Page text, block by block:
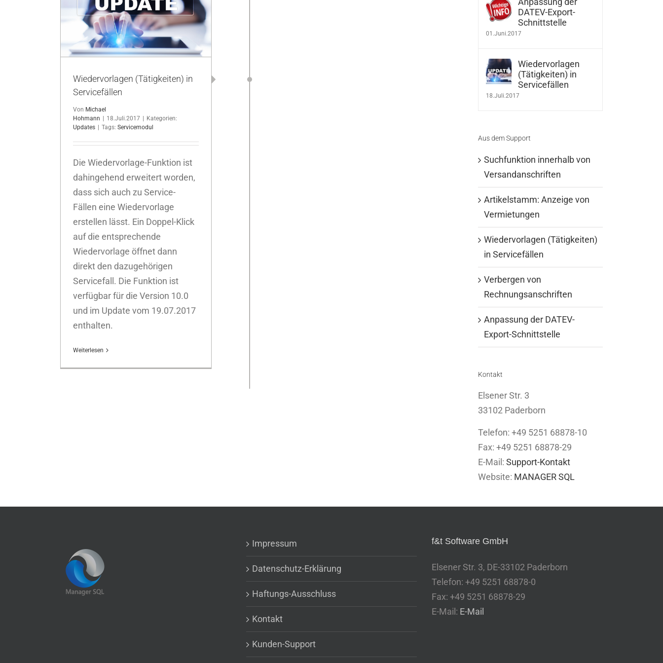
Wiedervorlagen (Tätigkeiten) in
Servicefällen
Von Michael
Hohmann | 18.Juli.2017 | Kategorien:
Updates | Tags: Servicemodul
Die Wiedervorlage-Funktion ist
dahingehend erweitert worden,
dass sich auch zu Service-
Fällen eine Wiedervorlage
erstellen lässt. Ein Doppel-Klick
auf die entsprechende
Wiedervorlage öffnet dann
direkt den dazugehörigen
Servicefall. Die Funktion ist
verfügbar für die Version 10.0
und im Update vom 19.07.2017
enthalten.
Weiterlesen
DATEV-Export-
Schnittstelle
01.Juni.2017
Wiedervorlagen
(Tätigkeiten) in
Servicefällen
18.Juli.2017
Aus dem Support
Suchfunktion innerhalb von
Versandanschriften
Artikelstamm: Anzeige von
Vermietungen
Wiedervorlagen (Tätigkeiten)
in Servicefällen
Verbergen von
Rechnungsanschriften
Anpassung der DATEV-
Export-Schnittstelle
Kontakt
Elsener Str. 3
33102 Paderborn
Telefon: +49 5251 68878-10
Fax: +49 5251 68878-29
E-Mail: Support-Kontakt
Website: MANAGER SQL
Impressum
Datenschutz-Erklärung
Haftungs-Ausschluss
Kontakt
Kunden-Support
f&t Software GmbH
Elsener Str. 3, DE-33102 Paderborn
Telefon: +49 5251 68878-0
Fax: +49 5251 68878-29
E-Mail: E-Mail